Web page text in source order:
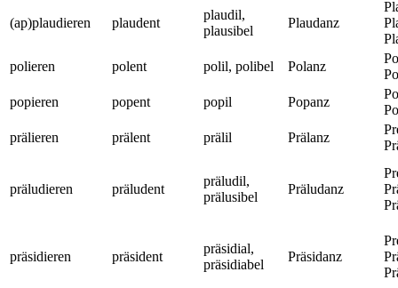
(ap)plaudieren plaudent
plaudil,
plausibel
Plaudanz
polieren
polent polil, polibel Polanz
popieren
popent popil Popanz
prälieren
prälent prälil Prälanz
präludieren präludent
präludil,
prälusibel
Präludanz
präsidieren präsident
präsidial,
präsidiabel
Präsidanz